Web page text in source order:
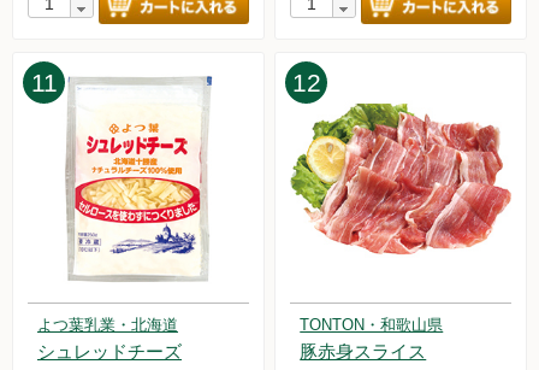
2024.8.10【毎週土曜日更新！】品ものアイテムを更新しまし
2024.8.3 白鷹農産加工研究会「固い木綿豆腐」について
2024.8.3【毎週土曜日更新！】品ものアイテムを更新しまし
2024.7.27【毎週土曜日更新！】品ものアイテムを更新しまし
た。
2024.7.20【毎週土曜日更新！】品ものアイテムを更新しまし
た。
2024.7.13【毎週土曜日更新！】品ものアイテムを更新しまし
2024.7.6【毎週土曜日更新！】品ものアイテムを更新しまし
た。
2024.6.29【毎週土曜日更新！】品ものアイテムを更新しまし
11
よつ葉乳業・北海道
シュレッドチーズ
12
TONTON・和歌山県
豚赤身スライス